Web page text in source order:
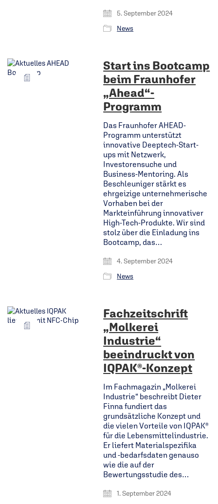
5. September 2024
News
Start ins Bootcamp
beim Fraunhofer
„Ahead“-
Programm
Das Fraunhofer AHEAD-
Programm unterstützt
innovative Deeptech-Start-
ups mit Netzwerk,
Investorensuche und
Business-Mentoring. Als
Beschleuniger stärkt es
ehrgeizige unternehmerische
Vorhaben bei der
Markteinführung innovativer
High-Tech-Produkte. Wir sind
stolz über die Einladung ins
Bootcamp, das…
4. September 2024
News
Fachzeitschrift
„Molkerei
Industrie“
beeindruckt von
IQPAK®-Konzept
Im Fachmagazin „Molkerei
Industrie“ beschreibt Dieter
Finna fundiert das
grundsätzliche Konzept und
die vielen Vorteile von IQPAK®
für die Lebensmittelindustrie.
Er liefert Materialspezifika
und -bedarfsdaten genauso
wie die auf der
Bewertungsstudie des…
1. September 2024